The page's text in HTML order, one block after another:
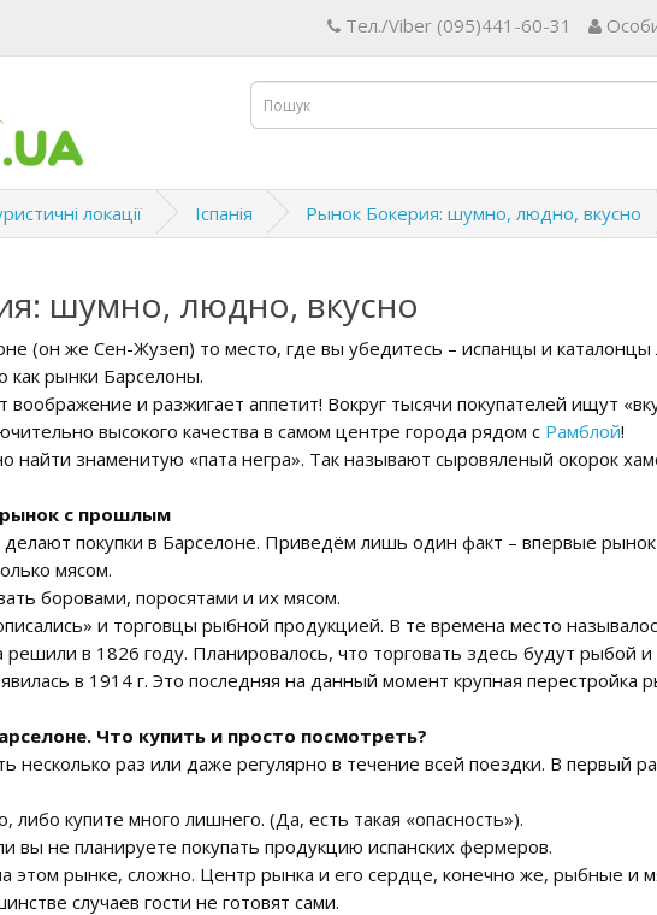
Тел./Viber (095)441-60-31
локації Іспанія Рынок Бокерия: шумно, людно, вкусно
шумно, людно, вкусно
(он же Сен-Жузеп) то место, где вы убедитесь – испанцы и каталонцы
как рынки Барселоны.
воображение и разжигает аппетит! Вокруг тысячи покупателей ищут
высокого качества в самом центре города рядом с Рамблой!
найти знаменитую «пата негра». Так называют сыровяленый окорок
рынок с прошлым
покупки в Барселоне. Приведём лишь один факт – впервые
мясом.
боровами, поросятами и их мясом.
и торговцы рыбной продукцией. В те времена место
в 1826 году. Планировалось, что торговать здесь будут рыбой
в 1914 г. Это последняя на данный момент крупная перестройка
Что купить и просто посмотреть?
раз или даже регулярно в течение всей поездки. В первый
либо купите много лишнего. (Да, есть такая «опасность»).
вы не планируете покупать продукцию испанских фермеров.
этом рынке, сложно. Центр рынка и его сердце, конечно же, рыбные и
случаев гости не готовят сами.